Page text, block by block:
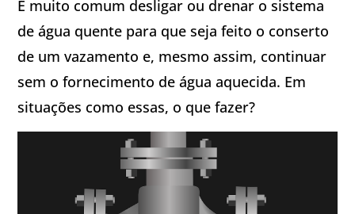
É muito comum desligar ou drenar o sistema
de água quente para que seja feito o conserto
de um vazamento e, mesmo assim, continuar
sem o fornecimento de água aquecida. Em
situações como essas, o que fazer?